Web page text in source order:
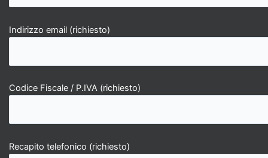
Indirizzo email (richiesto)
Codice Fiscale / P.IVA (richiesto)
Recapito telefonico (richiesto)